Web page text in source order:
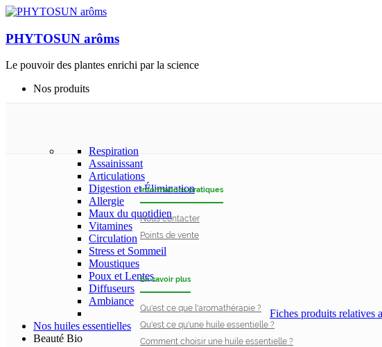
PHYTOSUN arôms
Le pouvoir des plantes enrichi par la science
Nos produits
Respiration
Assainissant
Articulations
Digestion et Élimination
Allergie
Maux du quotidien
Vitamines
Circulation
Stress et Sommeil
Moustiques
Poux et Lentes
Diffuseurs
Ambiance
Fiches produits relatives
Nos huiles essentielles
Beauté Bio
Informations pratiques
Nous contacter
Points de vente
En savoir plus
Qu'est ce que l'aromathérapie ?
Qu'est ce qu'une huile essentielle ?
Comment choisir une huile essentielle ?